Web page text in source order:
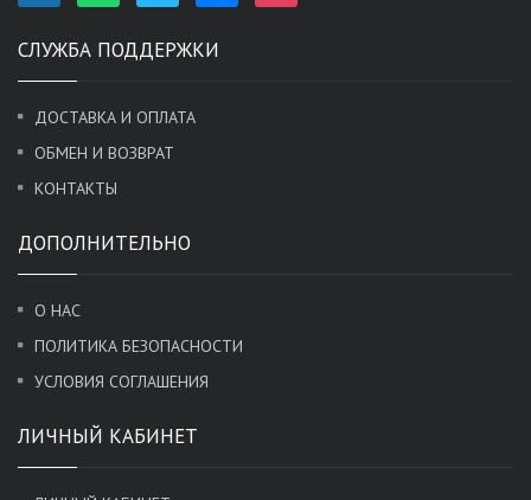
СЛУЖБА ПОДДЕРЖКИ
ДОСТАВКА И ОПЛАТА
ОБМЕН И ВОЗВРАТ
КОНТАКТЫ
ДОПОЛНИТЕЛЬНО
О НАС
ПОЛИТИКА БЕЗОПАСНОСТИ
УСЛОВИЯ СОГЛАШЕНИЯ
ЛИЧНЫЙ КАБИНЕТ